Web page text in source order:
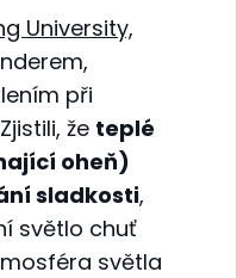
University,
při
že teplé
oheň)
sladkosti,
světlo chuť
světla